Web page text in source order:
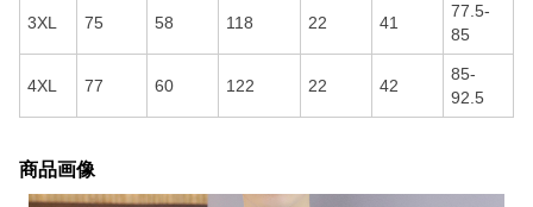
3XL 75 58 118 22 41
77.5-
85
4XL 77 60 122 22 42
85-
92.5
商品画像